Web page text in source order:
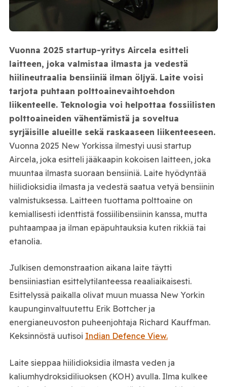
Vuonna 2025 startup-yritys Aircela esitteli
laitteen, joka valmistaa ilmasta ja vedestä
hiilineutraalia bensiiniä ilman öljyä. Laite voisi
tarjota puhtaan polttoainevaihtoehdon
liikenteelle. Teknologia voi helpottaa fossiilisten
polttoaineiden vähentämistä ja soveltua
syrjäisille alueille sekä raskaaseen liikenteeseen.
Vuonna 2025 New Yorkissa ilmestyi uusi startup
Aircela, joka esitteli jääkaapin kokoisen laitteen, joka
muuntaa ilmasta suoraan bensiiniä. Laite hyödyntää
hiilidioksidia ilmasta ja vedestä saatua vetyä bensiinin
valmistuksessa. Laitteen tuottama polttoaine on
kemiallisesti identtistä fossiilibensiinin kanssa, mutta
puhtaampaa ja ilman epäpuhtauksia kuten rikkiä tai
etanolia.
Julkisen demonstraation aikana laite täytti
bensiiniastian esittelytilanteessa reaaliaikaisesti.
Esittelyssä paikalla olivat muun muassa New Yorkin
kaupunginvaltuutettu Erik Bottcher ja
energianeuvoston puheenjohtaja Richard Kauffman.
Keksinnöstä uutisoi Indian Defence View.
Laite sieppaa hiilidioksidia ilmasta veden ja
kaliumhydroksidiliuoksen (KOH) avulla. Ilma kulkee